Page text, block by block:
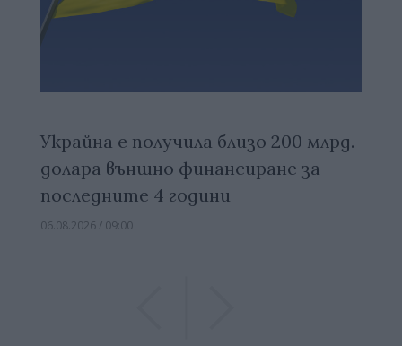
Украйна е получила близо 200 млрд.
долара външно финансиране за
последните 4 години
06.08.2026 / 09:00